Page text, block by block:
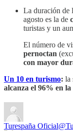
La duración de
agosto es la de
turistas y un
El número de
pernoctan
con mayor
Un 10 en turismo: la
alcanza el 96% en
Turespaña Oficial